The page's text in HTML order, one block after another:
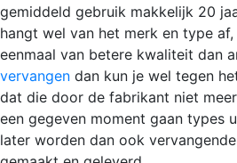
gemiddeld gebruik makkelijk 20
hangt wel van het merk en type af,
eenmaal van betere kwaliteit dan
vervangen dan kun je wel tegen
dat die door de fabrikant niet
een gegeven moment gaan types
later worden dan ook